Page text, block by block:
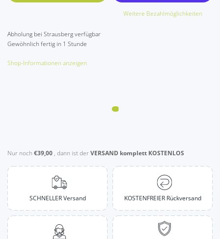
Weitere Bezahlmöglichkeiten
Abholung bei Strausbergverfügbar
Gewöhnlich fertig in 1 Stunde
Shop-Informationen anzeigen
Nur noch €39,00 , dann ist derVERSAND komplett KOSTENLOS
SCHNELLER Versand KOSTENFREIER Rückversand